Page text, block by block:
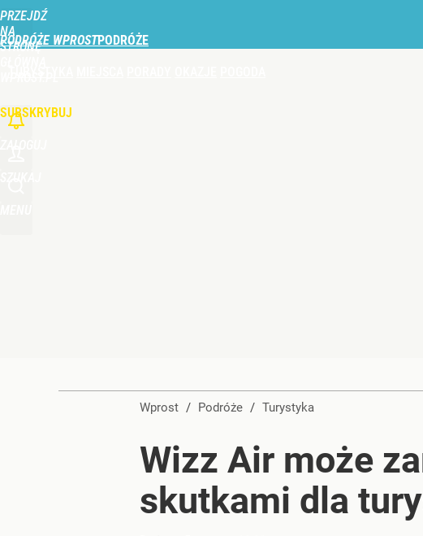
PRZEJDŹ
NA
STRONĘ
PODRÓŻE WPROST
SUBSKRYBUJ
Wprost / Podróże / Turystyka
Wizz Air może
skutkami dla